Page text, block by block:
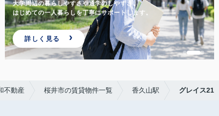
大学周辺の暮らしやすさや通学のしやすさ。
はじめての一人暮らしを丁寧にサポートします。
詳しく見る
不動産 桜井市の賃貸物件一覧 香久山駅 グレイス21